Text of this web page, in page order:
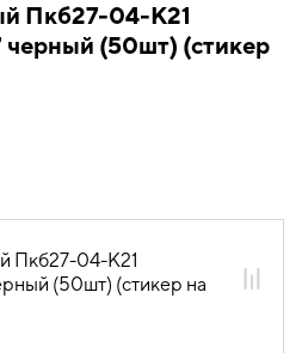
Пкб27-04-К21
(50шт) (стикер